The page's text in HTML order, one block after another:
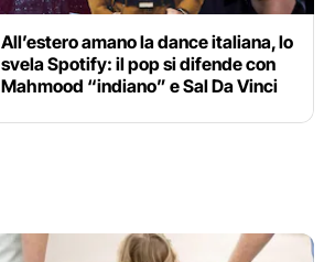
All’estero amano la dance italiana, lo
svela Spotify: il pop si difende con
Mahmood “indiano” e Sal Da Vinci